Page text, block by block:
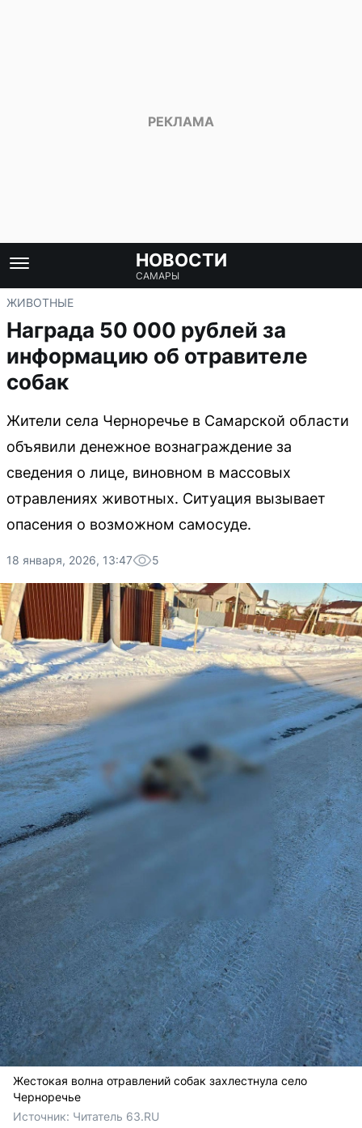
НОВОСТИ
САМАРЫ
ЖИВОТНЫЕ
Награда 50 000 рублей за
информацию об отравителе
собак
Жители села Черноречье в Самарской области
объявили денежное вознаграждение за
сведения о лице, виновном в массовых
отравлениях животных. Ситуация вызывает
опасения о возможном самосуде.
18 января, 2026, 13:47 5
Жестокая волна отравлений собак захлестнула село
Черноречье
Источник: Читатель 63.RU